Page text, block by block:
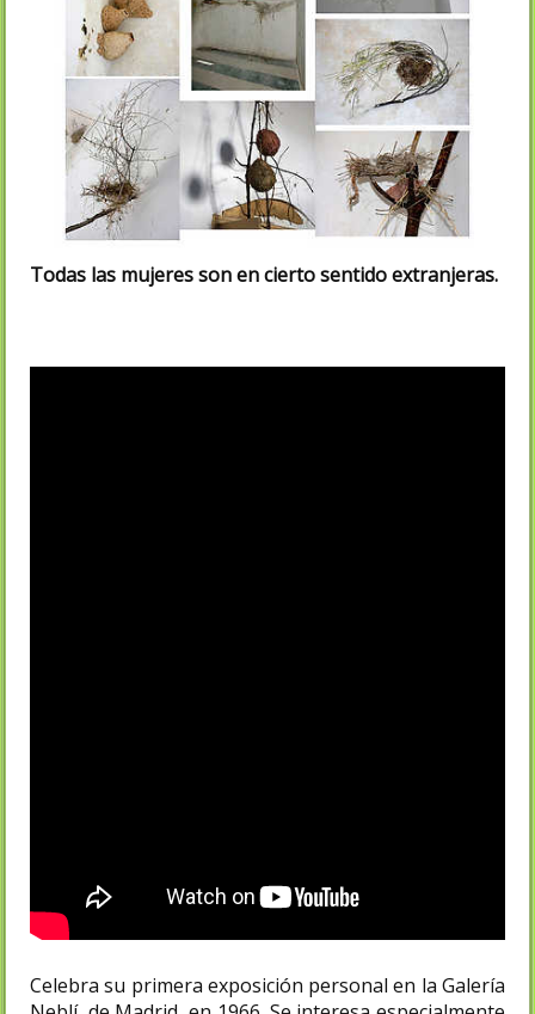
Todas las mujeres son en cierto sentidoextranjeras.
Celebra su primera exposición personal en la Galería